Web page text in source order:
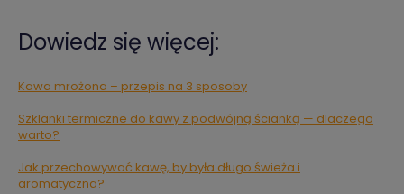
Dowiedz się więcej:
Kawa mrożona – przepis na 3 sposoby
Szklanki termiczne do kawy z podwójną ścianką — dlaczego
warto?
Jak przechowywać kawę, by była długo świeża i
aromatyczna?